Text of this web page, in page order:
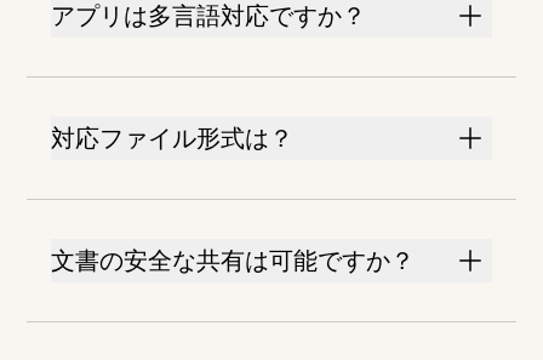
アプリは多言語対応ですか？
対応ファイル形式は？
文書の安全な共有は可能ですか？